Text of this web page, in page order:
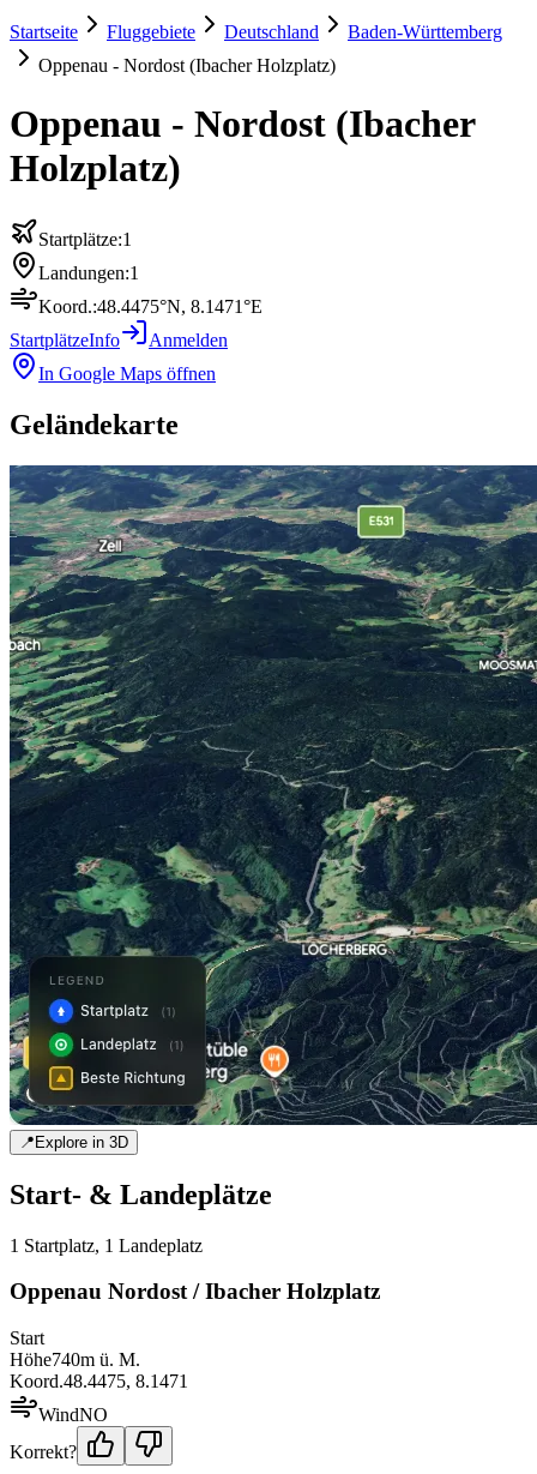
Startseite Fluggebiete Deutschland
Baden-Württemberg
Oppenau - Nordost (Ibacher Holzplatz)
Oppenau - Nordost (Ibacher
Holzplatz)
Startplätze:1
Landungen:1
Koord.:48.4475°N, 8.1471°E
StartplätzeInfo
Anmelden
In Google Maps öffnen
Geländekarte
📍Explore in 3D
Start- & Landeplätze
1 Startplatz, 1 Landeplatz
Oppenau Nordost / Ibacher Holzplatz
Start
Höhe740m ü. M.
Koord.48.4475, 8.1471
WindNO
Korrekt?